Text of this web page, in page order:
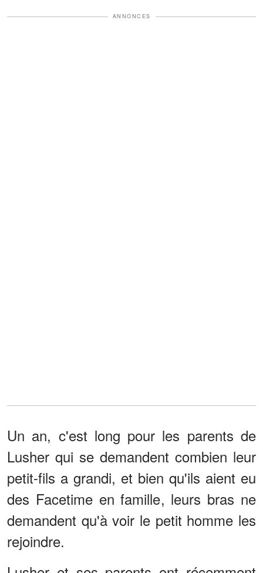
ANNONCES
Un an, c'est long pour les parents de
Lusher qui se demandent combien leur
petit-fils a grandi, et bien qu'ils aient eu
des Facetime en famille, leurs bras ne
demandent qu'à voir le petit homme les
rejoindre.